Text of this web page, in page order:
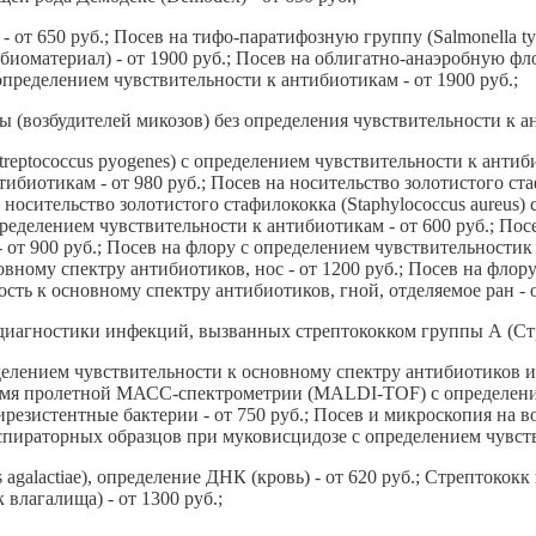
650 руб.; Посев на тифо-паратифозную группу (Salmonella
- от 1900 руб.; Посев на облигатно-анаэробную
чувствительности к антибиотикам - от 1900 руб.;
микозов) без определения чувствительности к
pyogenes) с определением чувствительности к
- от 980 руб.; Посев на носительство золотистого
золотистого стафилококка (Staphylococcus
чувствительности к антибиотикам - от 600 руб.;
900 руб.; Посев на флору с определением
спектру антибиотиков, нос - от 1200 руб.; Посев на
к основному спектру антибиотиков, гной, отделяемое ран -
инфекций, вызванных стрептококком группы А
чувствительности к основному спектру антибиотиков
пролетной МАСС-спектрометрии (MALDI-TOF) с
бактерии - от 750 руб.; Посев и микроскопия на
образцов при муковисцидозе с определением
определение ДНК (кровь) - от 620 руб.;
влагалища) - от 1300 руб.;